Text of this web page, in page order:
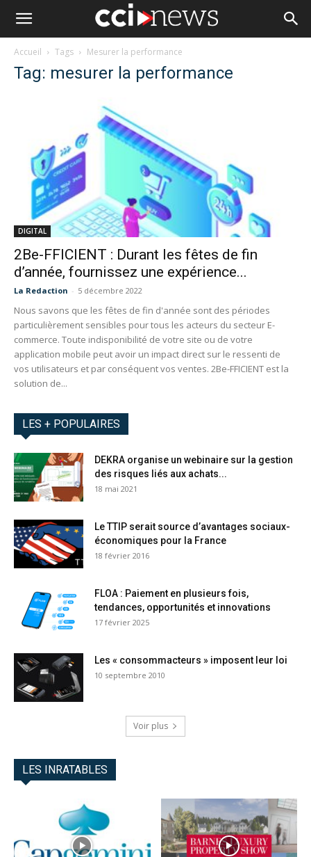
Accueil Tags Mesurer la performance
Tag: mesurer la performance
DIGITAL
2Be-FFICIENT : Durant les fêtes de fin
d’année, fournissez une expérience...
La Redaction - 5 décembre 2022
Nous savons que les fêtes de fin d'année sont des périodes
particulièrement sensibles pour tous les acteurs du secteur E-
commerce. Toute indisponibilité de votre site ou de votre
application mobile peut avoir un impact direct sur le ressenti de
vos utilisateurs et par conséquent vos ventes. 2Be-FFICIENT est la
solution de...
LES + POPULAIRES
DEKRA organise un webinaire sur la gestion
des risques liés aux achats...
18 mai 2021
Le TTIP serait source d’avantages sociaux-
économiques pour la France
18 février 2016
FLOA : Paiement en plusieurs fois,
tendances, opportunités et innovations
17 février 2025
Les « consommacteurs » imposent leur loi
10 septembre 2010
Voir plus
LES INRATABLES